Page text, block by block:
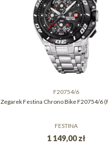
F20754/6
Zegarek Festina Chrono Bike F20754/6
FESTINA
1 149,00 zł